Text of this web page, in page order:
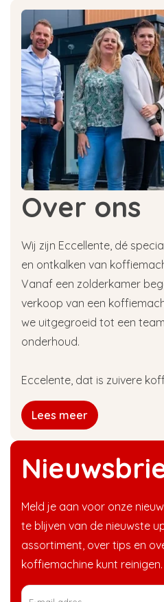
Meld je aan voor onze
te blijven van de nieuwste
assortiment, over tips en
koffiemachine kunt reinigen.
Over ons
Wij zijn Eccellente, dé
en ontkalken van
Vanaf een zolderkamer
verkoop van een
we uitgegroeid tot een
onderhoud.
Eccelente, dat is zuivere
Lees meer